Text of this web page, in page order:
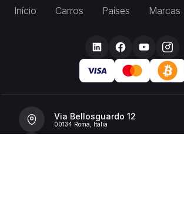
Início Carros Países Marcas
Via Bellosguardo 12
00134 Roma, Italia